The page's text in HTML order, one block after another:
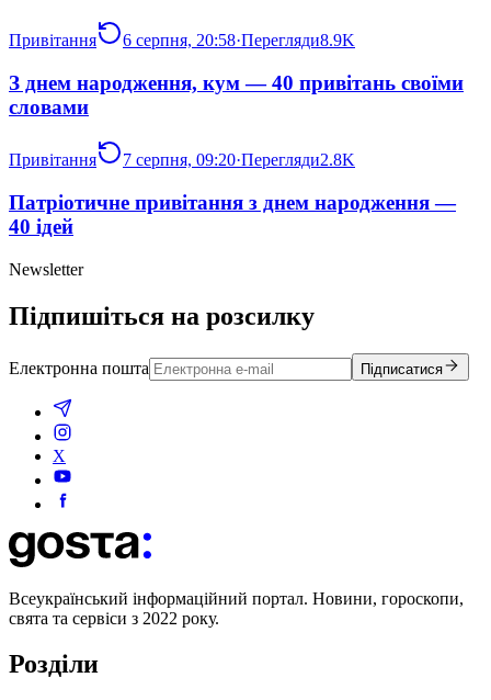
Привітання 6 серпня, 20:58·Перегляди8.9K
З днем народження, кум — 40 привітань своїми
словами
Привітання 7 серпня, 09:20·Перегляди2.8K
Патріотичне привітання з днем народження —
40 ідей
Newsletter
Підпишіться на розсилку
Електронна пошта Підписатися
X
Всеукраїнський інформаційний портал. Новини, гороскопи,
свята та сервіси з 2022 року.
Розділи